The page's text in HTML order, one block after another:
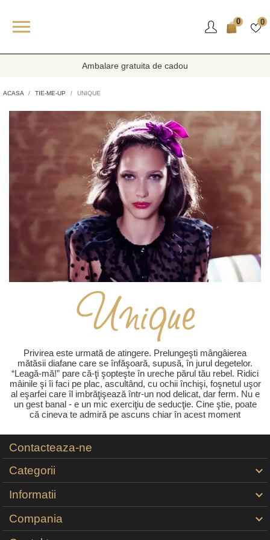
 0 0
Ambalare gratuita de cadou
ACASA TIE-ME-UP UNIQUE
Privirea este urmată de atingere. Prelungeşti mângâierea
mătăsii diafane care se înfăşoară, supusă, în jurul degetelor.
“Leagă-mă!” pare că-ţi şopteşte în ureche părul tău rebel. Ridici
mâinile şi îi faci pe plac, ascultând, cu ochii închişi, foşnetul uşor
al eşarfei care îl imbrăţişează într-un nod delicat, dar ferm. Nu e
un gest banal - e un mic exerciţiu de seducţie. Cine ştie, poate
că cineva te admiră pe ascuns chiar în acest moment
Contacteaza-ne
Categorii

Informatii 
Compania 